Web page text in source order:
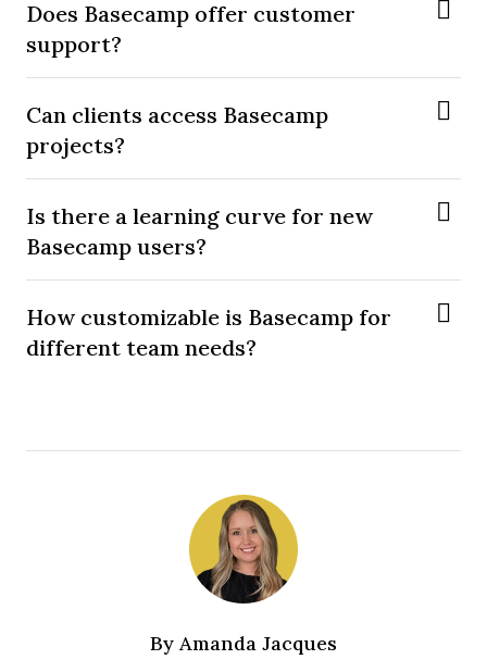
Does Basecamp offer customer
support?
Can clients access Basecamp
projects?
Is there a learning curve for new
Basecamp users?
How customizable is Basecamp for
different team needs?
By Amanda Jacques